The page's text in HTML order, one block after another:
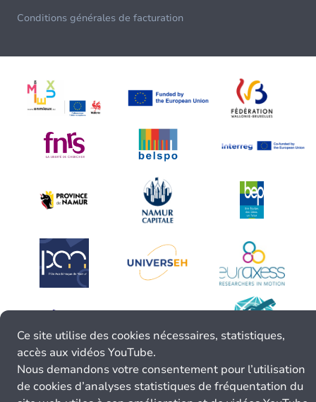
Conditions générales de facturation
Ce site utilise des cookies nécessaires, statistiques,
accès aux vidéos YouTube.
Nous demandons votre consentement pour l’utilisation
de cookies d’analyses statistiques de fréquentation du